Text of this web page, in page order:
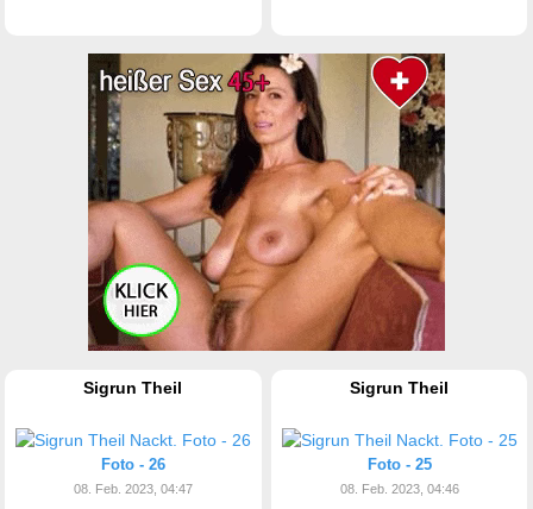
Sigrun Theil
Foto - 26
08. Feb. 2023, 04:47
Sigrun Theil
Foto - 25
08. Feb. 2023, 04:46